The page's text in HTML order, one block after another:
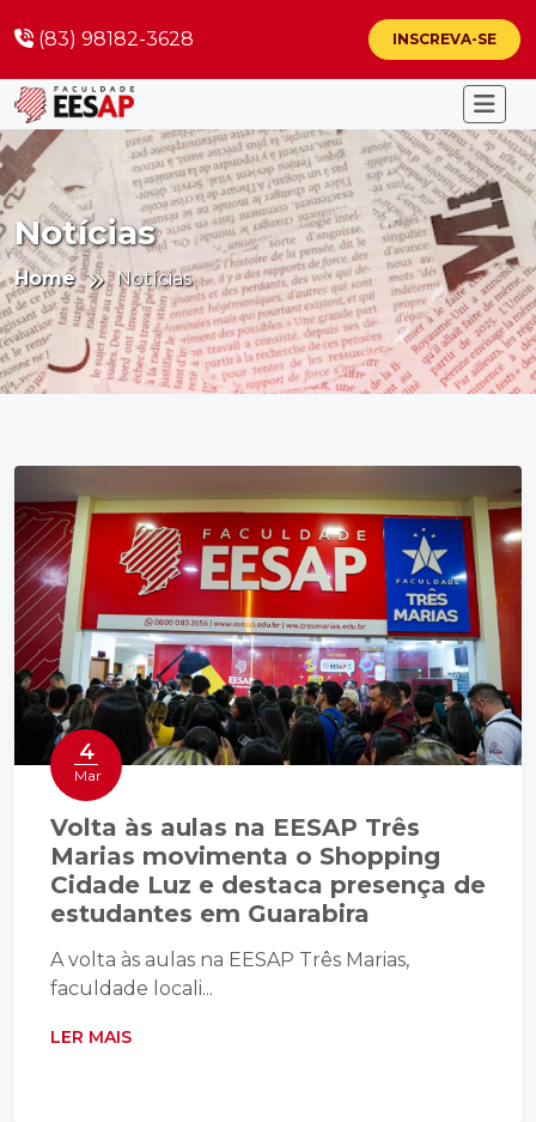
(83) 98182-3628 INSCREVA-SE
Notícias
Home Notícias
4
Mar
Volta às aulas na EESAP Três
Marias movimenta o Shopping
Cidade Luz e destaca presença de
estudantes em Guarabira
A volta às aulas na EESAP Três Marias,
faculdade locali...
LER MAIS